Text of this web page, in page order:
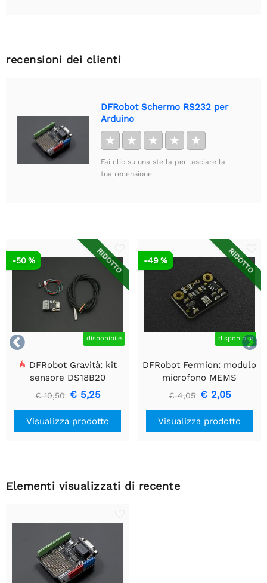
recensioni dei clienti
DFRobot Schermo RS232 per
Arduino
★ ★ ★ ★ ★
Fai clic su una stella per lasciare la
tua recensione


RIDOTTO
disponibile
-50 %
DFRobot Gravità: kit
sensore DS18B20
impermeabile
€ 10,50 € 5,25
Visualizza prodotto
RIDOTTO
disponibile
-49 %
DFRobot Fermion: modulo
microfono MEMS
€ 4,05 € 2,05
Visualizza prodotto
Elementi visualizzati di recente